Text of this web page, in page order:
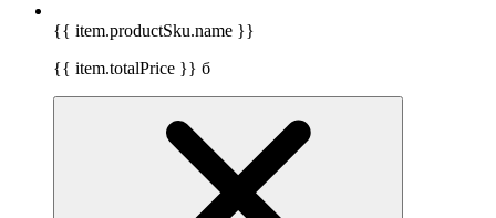
{{ item.productSku.name }}
{{ item.totalPrice }} б